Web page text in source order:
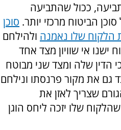
ככול שהתביעה
הביטוח מרכזי יותר. סוכן
הלקוח שלו נאמנה ולהילחם
ישנו אי שוויון מצד אחד
הדין שלה ומצד שני מבוטח
גם את מקור פרנסתו ונילחם
שצריך לאזן את
שלו יזכה ליחס הוגן